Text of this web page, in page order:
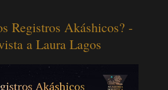
Registros Akáshicos? -
a Laura Lagos